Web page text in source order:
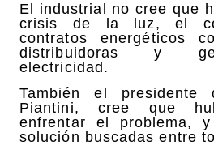
El industrial no cree que
crisis de la luz, el
contratos energéticos
distribuidoras y
electricidad.
También el presidente
Piantini, cree que
enfrentar el problema,
solución buscadas entre